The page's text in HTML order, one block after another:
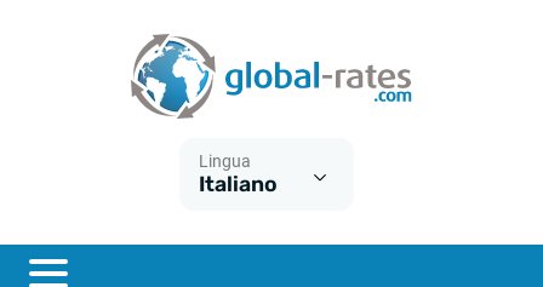
Lingua
Italiano
ESTER
Cos'è l'inflazione CPI?
Cos'è l'inflazione HICP?
Inflazione Italia
Tassi storici Euribor
Tassi storici di SONIA
Calcolatore dell’inflazione